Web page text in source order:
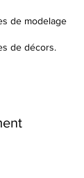
de modelage
de décors.
observerons
de